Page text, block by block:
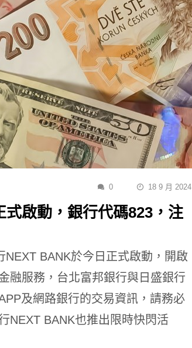
0 18 9 月 2024
啟動，銀行代碼823，注
NEXT BANK於今日正式啟動，開啟
融服務，台北富邦銀行與日盛銀行
及網路銀行的交易資訊，請務必
NEXT BANK也推出限時快閃活